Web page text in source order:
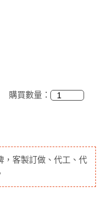
購買數量：
，客製訂做、代工、代